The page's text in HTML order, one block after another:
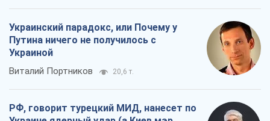
Украинский парадокс, или Почему у
Путина ничего не получилось с
Украиной
Виталий Портников 20,6 т.
РФ, говорит турецкий МИД, нанесет по